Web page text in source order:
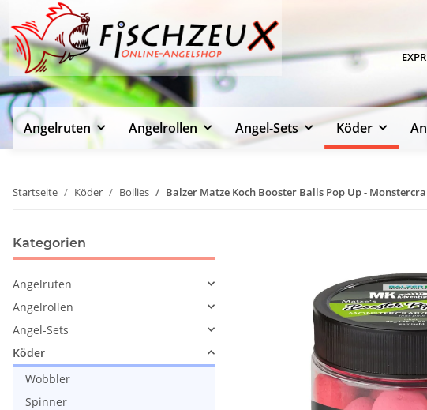
Angelruten Angelrollen Angel-Sets Köder
Startseite Köder Boilies Balzer Matze Koch Booster Balls Pop Up -
Kategorien
Angelruten
Angelrollen
Angel-Sets
Köder
Wobbler
Spinner